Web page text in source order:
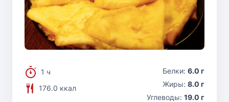
1 ч
176.0 ккал
Белки: 6.0 г
Жиры: 8.0 г
Углеводы: 19.0 г